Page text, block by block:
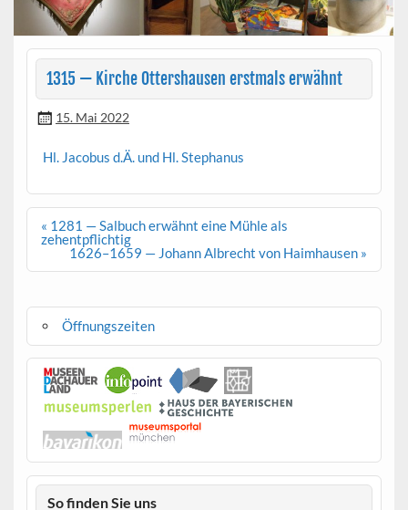
1315 — Kirche Ottershausen erstmals erwähnt
15. Mai 2022
Hl. Jacobus d.Ä. und Hl. Stephanus
Beitragsnavigation
« 1281 — Salbuch erwähnt eine Mühle als
zehentpflichtig
1626–1659 — Johann Albrecht von Haimhausen »
Öffnungszeiten
So finden Sie uns